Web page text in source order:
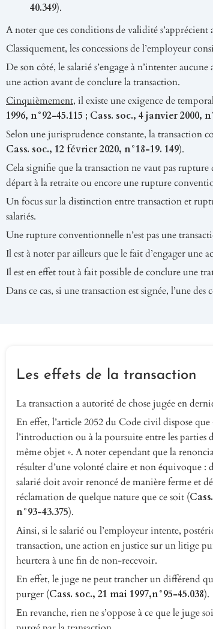
40.349).
A noter que ces conditions de validité
Classiquement, les concessions de l’employeur
De son côté, le salarié s’engage à n’intenter
une action avant de conclure la transaction.
Cinquièmement, il existe une exigence de
1996, n°92-45.115 ; Cass. soc., 4 janvier 2000,
Selon une jurisprudence constante, la transaction
Cass. soc., 12 février 2020, n°18-19. 149).
Cela signifie que la transaction ne vaut pas
départ à la retraite ou encore une rupture
Un focus sur la distinction entre transaction et
salariés.
Une rupture conventionnelle n’est pas une
Il est à noter par ailleurs que le fait d’engager une
Il est en effet tout à fait possible de conclure une
Dans ce cas, si une transaction est signée, l’une des
Les effets de la transaction
La transaction a autorité de chose jugée en
En effet, l’article 2052 du Code civil dispose
l’introduction ou à la poursuite entre les parties
même objet ». A noter cependant que la
résulter d’une volonté claire et non équivoque :
salarié doit avoir renoncé de manière ferme et
réclamation de quelque nature que ce soit (
n°93-43.375).
Ainsi, si le salarié ou l’employeur intente,
transaction, une action en justice sur un litige
heurtera à une fin de non-recevoir.
En effet, le juge ne peut trancher un différend
purger (Cass. soc., 21 mai 1997,n°95-45.038).
En revanche, rien ne s’oppose à ce que le juge